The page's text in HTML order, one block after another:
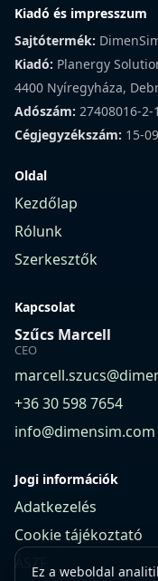
Ez a weboldal
Kiadó és impresszum
Sajtótermék:
Kiadó: Planergy
4400 Nyíregyháza,
Adószám: 27408016-2-
Cégjegyzékszám: 15-
Oldal
Kezdőlap
Rólunk
Szerkesztők
Kapcsolat
Szűcs Marcell
CEO
+36 30 598 7654
info@dimensim.com
Jogi információk
Adatkezelés
Cookie tájékoztató
ÁSZF